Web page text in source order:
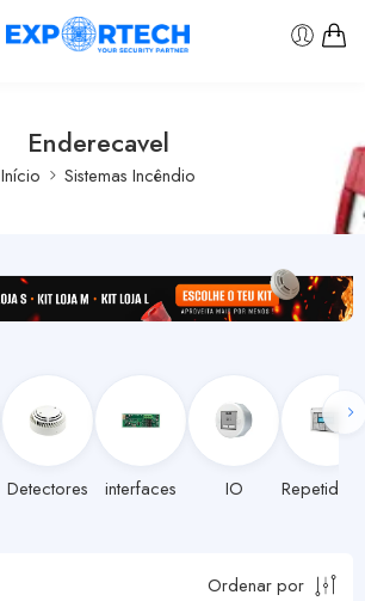
Enderecavel
Início Sistemas Incêndio
Detectores interfaces IO
Ordenar por